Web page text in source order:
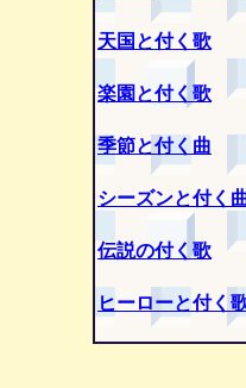
天国と付く歌
楽園と付く歌
季節と付く曲
シーズンと付く
伝説の付く歌
ヒーローと付く